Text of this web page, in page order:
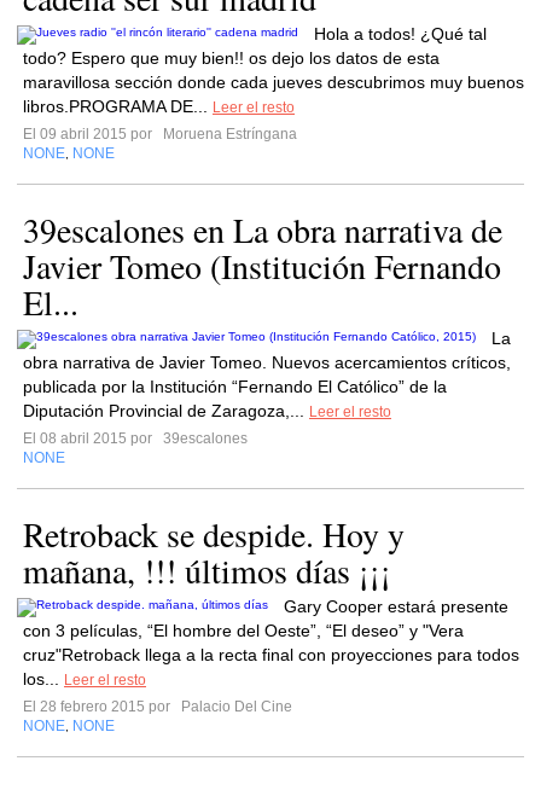
Hola a todos! ¿Qué tal
todo? Espero que muy bien!! os dejo los datos de esta
maravillosa sección donde cada jueves descubrimos muy buenos
libros.PROGRAMA DE...
Leer el resto
El 09 abril 2015 por
Moruena Estríngana
NONE NONE
39escalones en La obra narrativa de
Javier Tomeo (Institución Fernando
El...
La
obra narrativa de Javier Tomeo. Nuevos acercamientos críticos,
publicada por la Institución “Fernando El Católico” de la
Diputación Provincial de Zaragoza,...
Leer el resto
El 08 abril 2015 por
39escalones
NONE
Retroback se despide. Hoy y
mañana, !!! últimos días ¡¡¡
Gary Cooper estará presente
con 3 películas, “El hombre del Oeste”, “El deseo” y "Vera
cruz"Retroback llega a la recta final con proyecciones para todos
los...
Leer el resto
El 28 febrero 2015 por
Palacio Del Cine
NONE NONE